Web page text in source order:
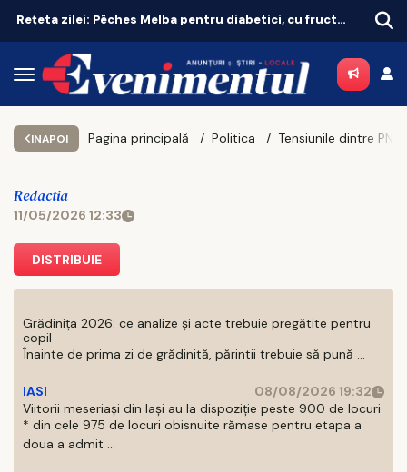
Istanbul domină Europa la zboruri directe. Unde e Bucureștiul „Vă
INAPOI Pagina principală Politica
Redactia
11/05/2026 12:33
DISTRIBUIE
Grădinița 2026: ce analize și acte trebuie pregătite pentru
copil
Înainte de prima zi de grădinită, părintii trebuie să pună ...
IASI
08/08/2026 19:32
Viitorii meseriași din Iași au la dispoziție peste 900 de locuri
* din cele 975 de locuri obisnuite rămase pentru etapa a
doua a admit ...